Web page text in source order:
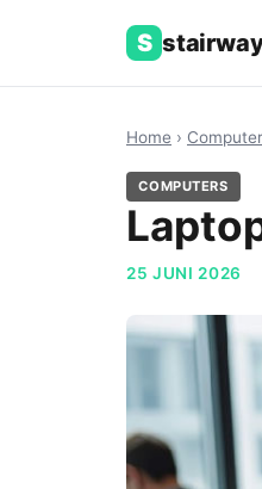
S
Home ›
COMPUTERS
25 JUNI 2026